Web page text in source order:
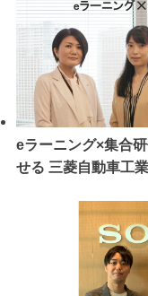
eラーニング×集合
せる 三菱自動車工